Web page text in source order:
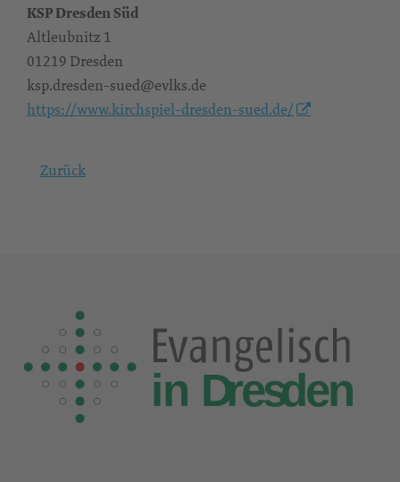
KSP Dresden Süd
Altleubnitz 1
01219 Dresden
ksp.dresden-sued@evlks.de
https://www.kirchspiel-dresden-sued.de/
Zurück